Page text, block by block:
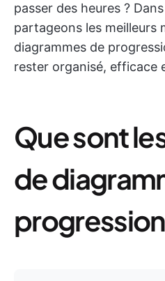
passer des heures ?
partageons les meilleurs
diagrammes de
rester organisé, efficace
Que sont
de